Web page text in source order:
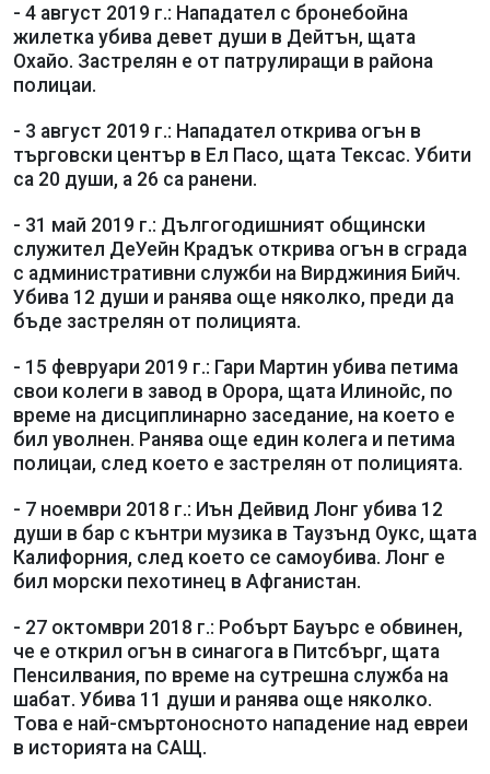
- 4 август 2019 г.: Нападател с бронебойна
жилетка убива девет души в Дейтън, щата
Охайо. Застрелян е от патрулиращи в района
полицаи.
- 3 август 2019 г.: Нападател открива огън в
търговски център в Ел Пасо, щата Тексас. Убити
са 20 души, а 26 са ранени.
- 31 май 2019 г.: Дългогодишният общински
служител ДеУейн Крадък открива огън в сграда
с административни служби на Вирджиния Бийч.
Убива 12 души и ранява още няколко, преди да
бъде застрелян от полицията.
- 15 февруари 2019 г.: Гари Мартин убива петима
свои колеги в завод в Орора, щата Илинойс, по
време на дисциплинарно заседание, на което е
бил уволнен. Ранява още един колега и петима
полицаи, след което е застрелян от полицията.
- 7 ноември 2018 г.: Иън Дейвид Лонг убива 12
души в бар с кънтри музика в Таузънд Оукс, щата
Калифорния, след което се самоубива. Лонг е
бил морски пехотинец в Афганистан.
- 27 октомври 2018 г.: Робърт Бауърс е обвинен,
че е открил огън в синагога в Питсбърг, щата
Пенсилвания, по време на сутрешна служба на
шабат. Убива 11 души и ранява още няколко.
Това е най-смъртоносното нападение над евреи
в историята на САЩ.